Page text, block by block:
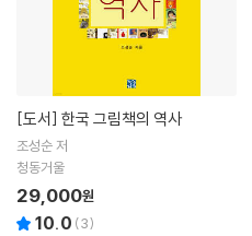
[도서] 한국 그림책의 역사
조성순 저
청동거울
29,000원
10.0 (3)